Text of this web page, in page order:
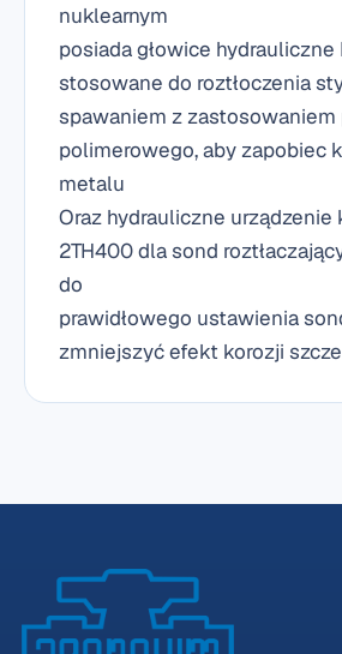
nuklearnym
posiada głowice
stosowane do roztłoczenia
spawaniem z zastosowaniem
polimerowego, aby zapobiec
metalu
Oraz hydrauliczne urządzenie
2TH400 dla sond
do
prawidłowego ustawienia
zmniejszyć efekt korozji